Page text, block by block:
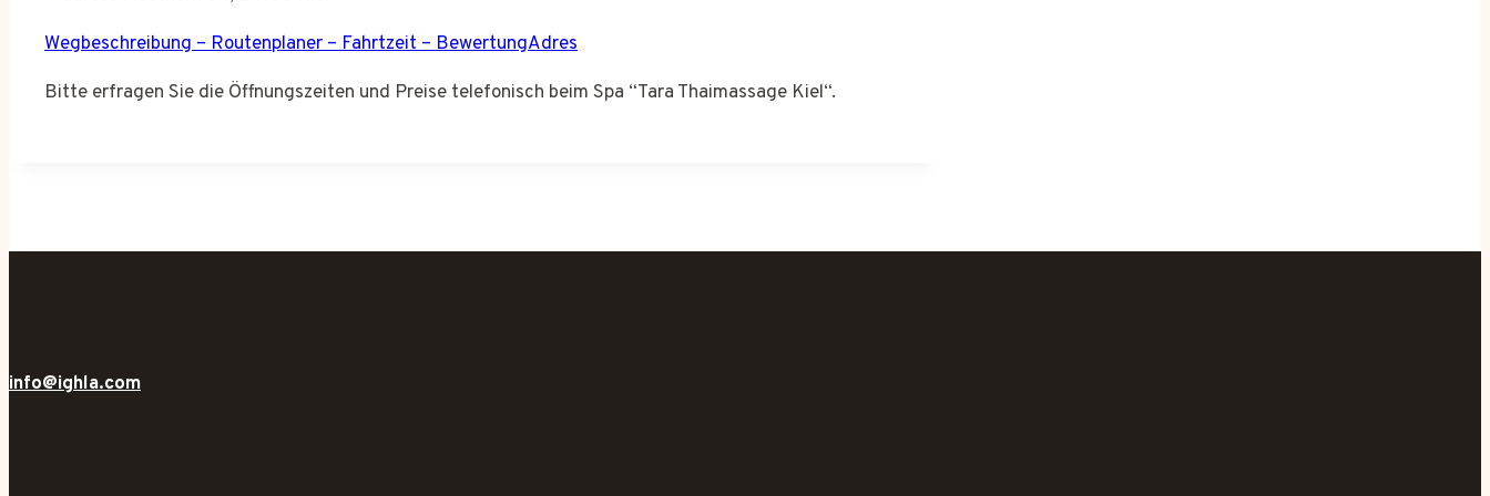
Wegbeschreibung – Routenplaner – Fahrtzeit – BewertungAdres
Bitte erfragen Sie die Öffnungszeiten und Preise telefonisch beim Spa “Tara Thaimassage Kiel“.
info@ighla.com